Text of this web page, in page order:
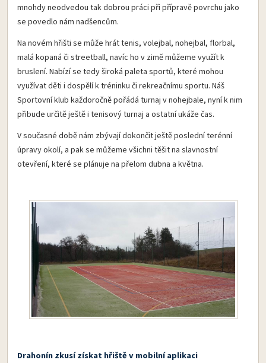
mnohdy neodvedou tak dobrou práci při přípravě povrchu jako
se povedlo nám nadšencům.
Na novém hřišti se může hrát tenis, volejbal, nohejbal, florbal,
malá kopaná či streetball, navíc ho v zimě můžeme využít k
bruslení. Nabízí se tedy široká paleta sportů, které mohou
využívat děti i dospělí k tréninku či rekreačnímu sportu. Náš
Sportovní klub každoročně pořádá turnaj v nohejbale, nyní k nim
přibude určitě ještě i tenisový turnaj a ostatní ukáže čas.
V současné době nám zbývají dokončit ještě poslední terénní
úpravy okolí, a pak se můžeme všichni těšit na slavnostní
otevření, které se plánuje na přelom dubna a května.
Drahonín zkusí získat hřiště v mobilní aplikaci